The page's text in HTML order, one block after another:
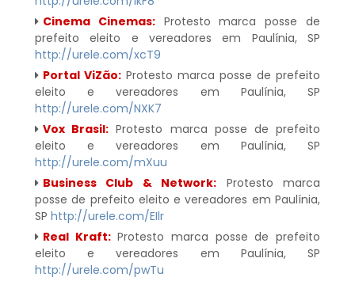
Cinema Cinemas:Protesto marca posse de
prefeito eleito e vereadores em Paulínia, SP
http://urele.com/xcT9
Portal ViZão:Protesto marca posse de prefeito
eleito e vereadores em Paulínia, SP
http://urele.com/NXK7
Vox Brasil: Protesto marca posse de prefeito
eleito e vereadores em Paulínia, SP
http://urele.com/mXuu
Business Club & Network: Protesto marca
posse de prefeito eleito e vereadores em Paulínia,
SP http://urele.com/EIlr
Real Kraft:Protesto marca posse de prefeito
eleito e vereadores em Paulínia, SP
http://urele.com/pwTu